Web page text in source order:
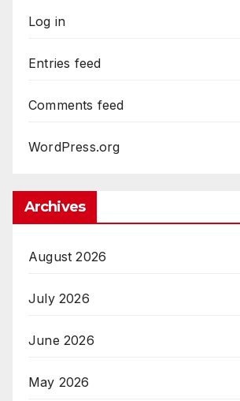
Log in
Entries feed
Comments feed
WordPress.org
Archives
August 2026
July 2026
June 2026
May 2026